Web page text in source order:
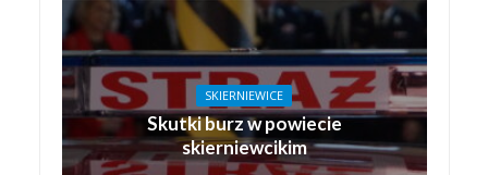
SKIERNIEWICE
Skutki burz w powiecie
skierniewcikim